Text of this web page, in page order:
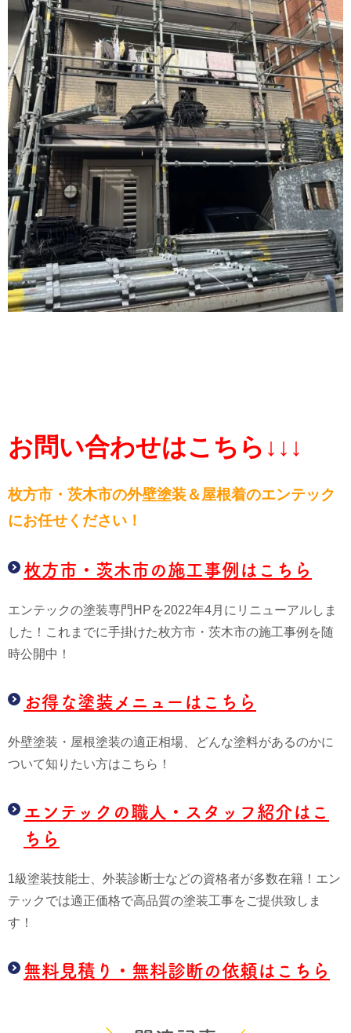
お問い合わせはこちら↓↓↓
枚方市・茨木市の外壁塗装＆屋根着のエンテック
にお任せください！
枚方市・茨木市の施工事例はこちら
エンテックの塗装専門HPを2022年4月にリニューアルしま
した！これまでに手掛けた枚方市・茨木市の施工事例を随
時公開中！
お得な塗装メニューはこちら
外壁塗装・屋根塗装の適正相場、どんな塗料があるのかに
ついて知りたい方はこちら！
エンテックの職人・スタッフ紹介はこ
ちら
1級塗装技能士、外装診断士などの資格者が多数在籍！エン
テックでは適正価格で高品質の塗装工事をご提供致しま
す！
無料見積り・無料診断の依頼はこちら